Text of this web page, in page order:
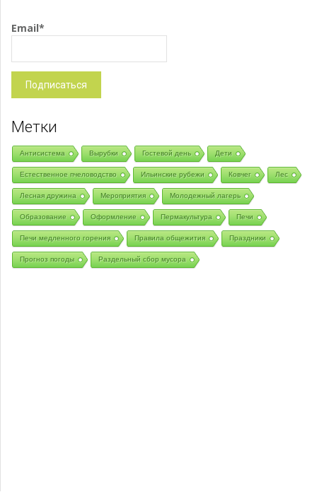
Email*
Метки
Антисистема Вырубки Гостевой день Дети
Естественное пчеловодство Ильинские рубежи Ковчег Лес
Лесная дружина Мероприятия Молодежный лагерь
Образование Оформление Пермакультура Печи
Печи медленного горения Правила общежития Праздники
Прогноз погоды Раздельный сбор мусора